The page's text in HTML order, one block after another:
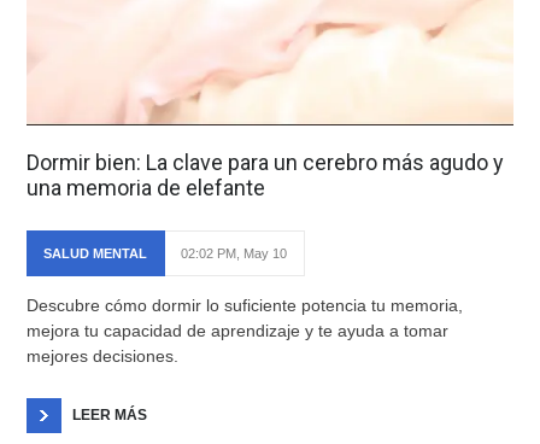
Dormir bien: La clave para un cerebro más agudo y
una memoria de elefante
SALUD MENTAL 02:02 PM, May 10
Descubre cómo dormir lo suficiente potencia tu memoria,
mejora tu capacidad de aprendizaje y te ayuda a tomar
mejores decisiones.
LEER MÁS